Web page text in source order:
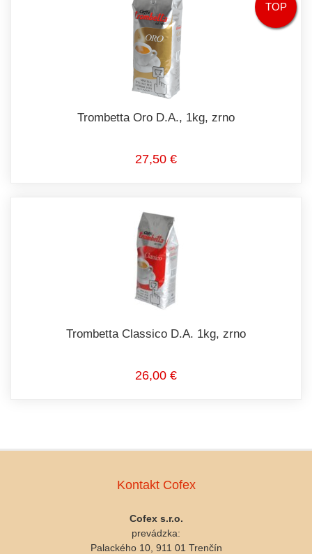
TOP
Trombetta Oro D.A., 1kg, zrno
27,50 €
Trombetta Classico D.A. 1kg, zrno
26,00 €
Kontakt Cofex
Cofex s.r.o.
prevádzka:
Palackého 10, 911 01 Trenčín